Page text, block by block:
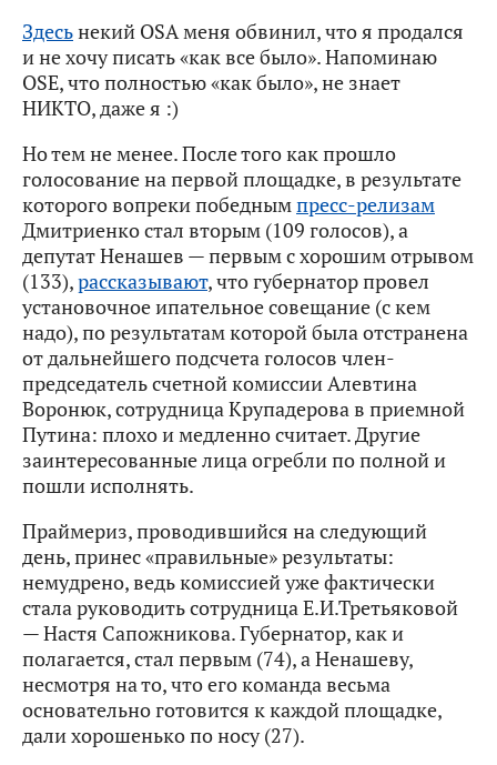
Здесьнекий OSA меня обвинил, что я продался
и не хочу писать «как все было». Напоминаю
OSE, что полностью «как было», не знает
НИКТО, даже я :)
Но тем не менее. После того как прошло
голосование на первой площадке, в результате
которого вопреки победнымпресс-релизам
Дмитриенко стал вторым (109 голосов), а
депутат Ненашев — первым с хорошим отрывом
(133),рассказывают, что губернатор провел
установочное ипательное совещание (с кем
надо), по результатам которой была отстранена
от дальнейшего подсчета голосов член-
председатель счетной комиссии Алевтина
Воронюк, сотрудница Крупадерова в приемной
Путина: плохо и медленно считает. Другие
заинтересованные лица огребли по полной и
пошли исполнять.
Праймериз, проводившийся на следующий
день, принес «правильные» результаты:
немудрено, ведь комиссией уже фактически
стала руководить сотрудница Е.И.Третьяковой
— Настя Сапожникова. Губернатор, как и
полагается, стал первым (74), а Ненашеву,
несмотря на то, что его команда весьма
основательно готовится к каждой площадке,
дали хорошенько по носу (27).